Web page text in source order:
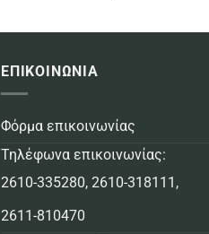
ΕΠΙΚΟΙΝΩΝΙΑ
Φόρμα επικοινωνίας
Τηλέφωνα επικοινωνίας:
2610-335280, 2610-318111 ,
2611-810470